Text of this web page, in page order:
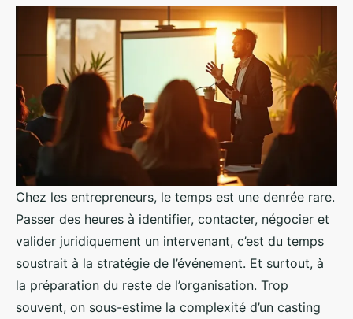
Chez les entrepreneurs, le temps est une denrée rare.
Passer des heures à identifier, contacter, négocier et
valider juridiquement un intervenant, c’est du temps
soustrait à la stratégie de l’événement. Et surtout, à
la préparation du reste de l’organisation. Trop
souvent, on sous-estime la complexité d’un casting